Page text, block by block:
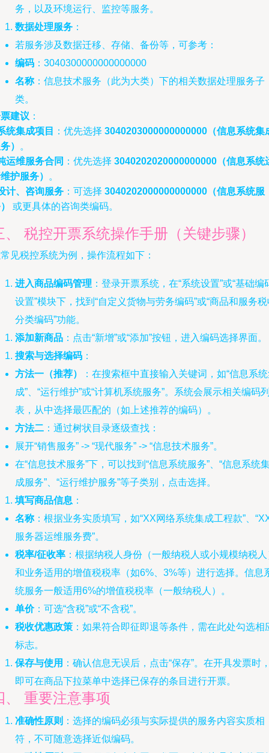
务，以及环境运行、监控等服务。
数据处理服务 ：
若服务涉及数据迁移、存储、备份等，可参考：
编码 ：3040300000000000000
名称：信息技术服务（此为大类）下的相关数据处理服务子
类。
建议 ：
统集成项目
：优先选择 3040203000000000000（信息系统集
）
。
运维服务合同 ：优先选择 3040202020000000000（信息系统
护服务）
。
计、咨询服务 ：可选择 3040202000000000000（信息系统服
或更具体的咨询类编码。
、 税控开票系统操作手册（关键步骤）
见税控系统为例，操作流程如下：
进入商品编码管理 ：登录开票系统，在“系统设置”或“基础编
设置”模块下，找到“自定义货物与劳务编码”或“商品和服务
分类编码”功能。
添加新商品 ：点击“新增”或“添加”按钮，进入编码选择界面。
搜索与选择编码 ：
方法一（推荐）
：在搜索框中直接输入关键词，如“信息系
成”、“运行维护”或“计算机系统服务”。系统会展示相关编码
表，从中选择最匹配的（如上述推荐的编码）。
方法二 ：通过树状目录逐级查找：
展开“销售服务” -> “现代服务” -> “信息技术服务”。
在“信息技术服务”下，可以找到“信息系统服务”、“信息系统
成服务”、“运行维护服务”等子类别，点击选择。
填写商品信息 ：
名称：根据业务实质填写，如“XX网络系统集成工程款”、
服务器运维服务费”。
税率/征收率 ：根据纳税人身份（一般纳税人或小规模纳税
和业务适用的增值税税率（如6%、3%等）进行选择。信息
统服务一般适用6%的增值税税率（一般纳税人）。
单价：可选“含税”或“不含税”。
税收优惠政策 ：如果符合即征即退等条件，需在此处勾选相
标志。
保存与使用 ：确认信息无误后，点击“保存”。在开具发票时
即可在商品下拉菜单中选择已保存的条目进行开票。
、 重要注意事项
准确性原则 ：选择的编码必须与实际提供的服务内容实质相
符，不可随意选择近似编码。